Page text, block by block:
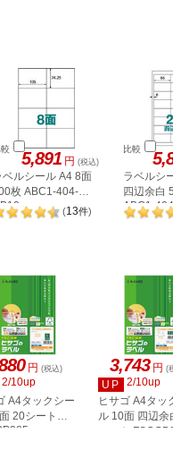
5,891 円 (税込)
ベルシール A4 8面
枚 ABC1-404-
(13件)
比較
ラベルシ
四辺余白
ABC1-
円 (税込)
2/10up
A4タックシー
20シート
3,743 円 (
UP
2/10up
ヒサゴ A4タッ
ル 10面 四辺余
シート